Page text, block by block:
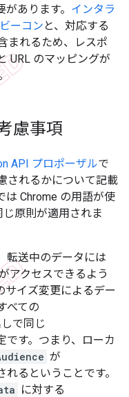
あります。 インタラ
ーコン と、対応する
まれるため、レスポ
URL のマッピングが
慮事項
API プロポーザルで
されるかについて記載
は Chrome の用語が使
原則が適用されま
転送中のデータには
アクセスできるよう
サイズ変更によるデー
べての
で同じ
す。つまり、ローカ
が
れるということです。
に対する